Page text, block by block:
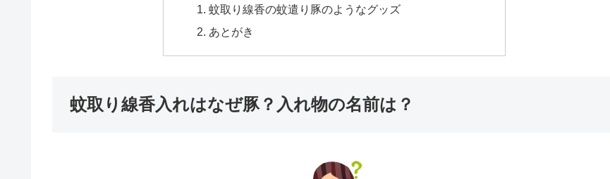
蚊取り線香の蚊遣り豚のようなグッズ
あとがき
蚊取り線香入れはなぜ豚？入れ物の名前は？